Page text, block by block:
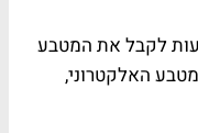
לקבל את המטבע
האלקטרוני,